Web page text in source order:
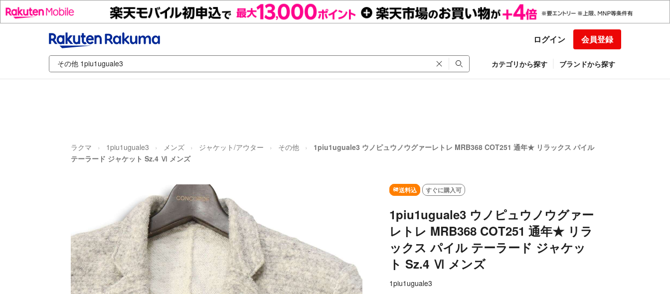
ログイン 会員登録
カテゴリから探す ブランドから探す
ラクマ 1piu1uguale3 メンズ ジャケット/アウター その他
1piu1uguale3 ウノピュウノウグァーレトレ MRB368 COT251 通年★ リラックス パイル
テーラード ジャケット Sz.4 Ⅵ メンズ
送料込 すぐに購入可
1piu1uguale3 ウノピュウノウグァー
レトレ MRB368 COT251 通年★ リラ
ックス パイル テーラード ジャケッ
ト Sz.4 Ⅵ メンズ
1piu1uguale3